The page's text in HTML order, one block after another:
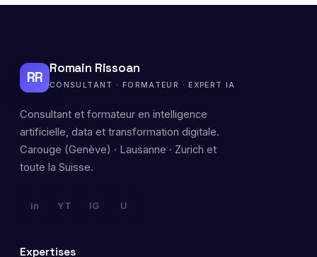
RR
Romain Rissoan
CONSULTANT · FORMATEUR · EXPERT IA
Consultant et formateur en intelligence
artificielle, data et transformation digitale.
Carouge (Genève) · Lausanne · Zurich et
toute la Suisse.
in YT IG U
Expertises